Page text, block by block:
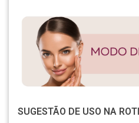
SUGESTÃO DE USO NA